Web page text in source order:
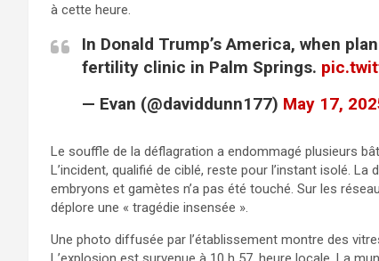
à cette heure.
In Donald Trump’s America, when
fertility clinic in Palm Springs.
— Evan (@daviddunn177) May 17,
Le souffle de la déflagration a endommagé plusieurs
L’incident, qualifié de ciblé, reste pour l’instant isolé.
embryons et gamètes n’a pas été touché. Sur les
déplore une « tragédie insensée ».
Une photo diffusée par l’établissement montre des